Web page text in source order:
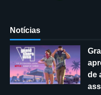
Notícias
de